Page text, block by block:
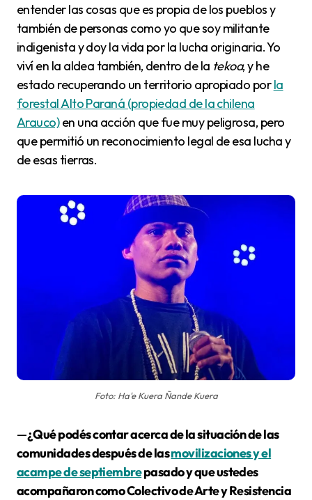
entender las cosas que es propia de los pueblos y
también de personas como yo que soy militante
indigenista y doy la vida por la lucha originaria. Yo
viví en la aldea también, dentro de la tekoa, y he
estado recuperando un territorio apropiado porla
forestal Alto Paraná (propiedad de la chilena
Arauco)en una acción que fue muy peligrosa, pero
que permitió un reconocimiento legal de esa lucha y
de esas tierras.
Foto: Ha'e Kuera Ñande Kuera
—¿Qué podés contar acerca de la situación de las
comunidades después de lasmovilizaciones y el
acampe de septiembrepasado y que ustedes
acompañaron como Colectivo de Arte y Resistencia